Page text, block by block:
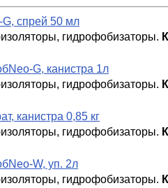
спрей 50 мл
гидрофобизаторы.
G, канистра 1л
гидрофобизаторы.
канистра 0,85 кг
гидрофобизаторы.
W, уп. 2л
гидрофобизаторы.